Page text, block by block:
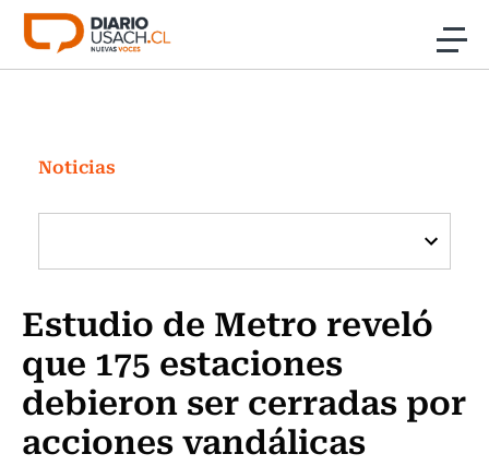
Click acá para ir directamente al contenido
Investigación
Cultura
Programas Radio y TV Usach
Noticias
Estudio de Metro reveló
que 175 estaciones
debieron ser cerradas por
acciones vandálicas